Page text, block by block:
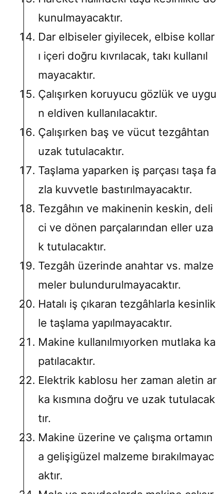
kunulmayacaktır.
Dar elbiseler giyilecek, elbise kollar
ı içeri doğru kıvrılacak, takı kullanıl
mayacaktır.
Çalışırken koruyucu gözlük ve uygu
n eldiven kullanılacaktır.
Çalışırken baş ve vücut tezgâhtan
uzak tutulacaktır.
Taşlama yaparken iş parçası taşa fa
zla kuvvetle bastırılmayacaktır.
Tezgâhın ve makinenin keskin, deli
ci ve dönen parçalarından eller uza
k tutulacaktır.
Tezgâh üzerinde anahtar vs. malze
meler bulundurulmayacaktır.
Hatalı iş çıkaran tezgâhlarla kesinlik
le taşlama yapılmayacaktır.
Makine kullanılmıyorken mutlaka ka
patılacaktır.
Elektrik kablosu her zaman aletin ar
ka kısmına doğru ve uzak tutulacak
tır.
Makine üzerine ve çalışma ortamın
a gelişigüzel malzeme bırakılmayac
aktır.